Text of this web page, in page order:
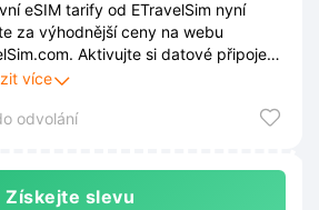
eSIM tarify od ETravelSim nyní
za výhodnější ceny na webu
Aktivujte si datové připojení
okamžitě a bez nutnosti měnit
více
odvolání
Získejte slevu